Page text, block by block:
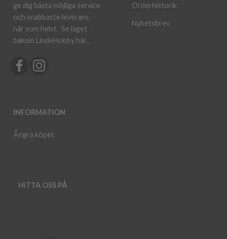
ge dig bästa möjliga service
och snabbaste leverans
när som helst. Se laget
bakom LindeHobby här..
INFORMATION
Ångra köpet
Orderhistorik
Nyhetsbrev
HITTA OSS PÅ